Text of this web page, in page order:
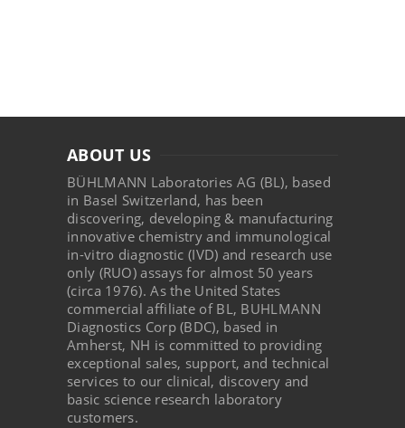
ABOUT US
BÜHLMANN Laboratories AG (BL), based
in Basel Switzerland, has been
discovering, developing & manufacturing
innovative chemistry and immunological
in-vitro diagnostic (IVD) and research use
only (RUO) assays for almost 50 years
(circa 1976). As the United States
commercial affiliate of BL, BUHLMANN
Diagnostics Corp (BDC), based in
Amherst, NH is committed to providing
exceptional sales, support, and technical
services to our clinical, discovery and
basic science research laboratory
customers.